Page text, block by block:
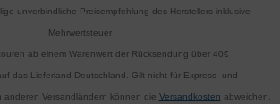
unverbindliche Preisempfehlung des Herstellers inklusive
Mehrwertsteuer
ab einem Warenwert der Rücksendung über 40€
das Lieferland Deutschland. Gilt nicht für Express- und
anderen Versandländern können die Versandkosten abweichen.